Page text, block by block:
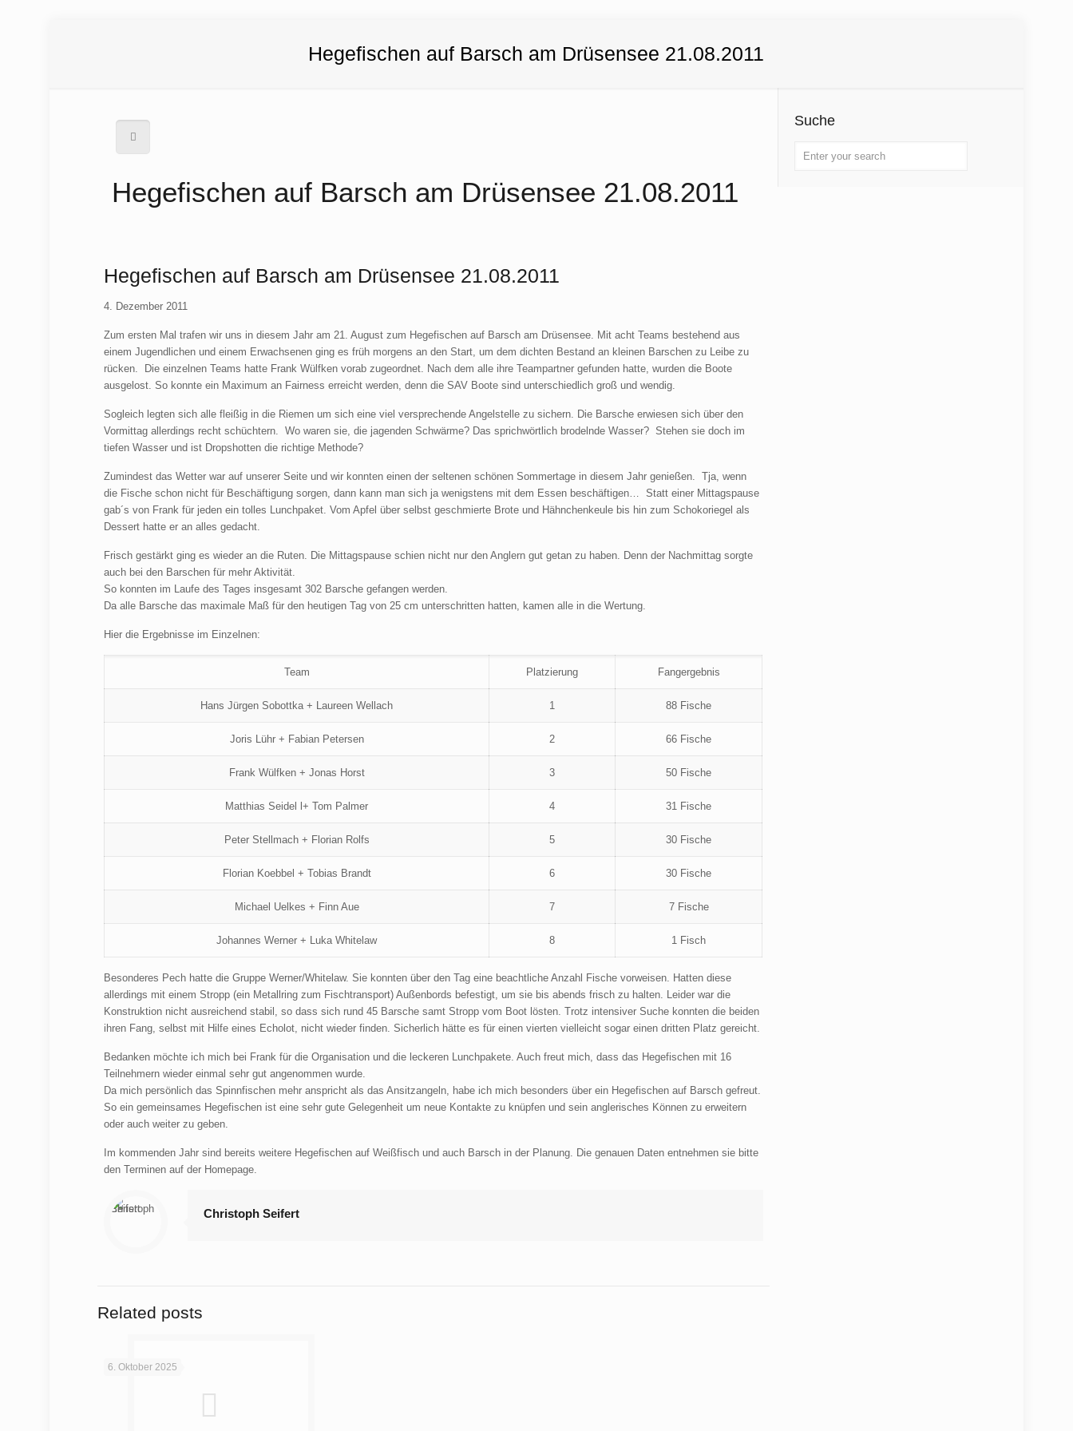
Hegefischen auf Barsch am Drüsensee 21.08.2011
Hegefischen auf Barsch am Drüsensee 21.08.2011
Hegefischen auf Barsch am Drüsensee 21.08.2011
4. Dezember 2011
Zum ersten Mal trafen wir uns in diesem Jahr am 21. August zum Hegefischen auf Barsch am Drüsensee. Mit acht Teams bestehend aus
einem Jugendlichen und einem Erwachsenen ging es früh morgens an den Start, um dem dichten Bestand an kleinen Barschen zu Leibe zu
rücken. Die einzelnen Teams hatte Frank Wülfken vorab zugeordnet. Nach dem alle ihre Teampartner gefunden hatte, wurden die Boote
ausgelost. So konnte ein Maximum an Fairness erreicht werden, denn dieSAV Boote sind unterschiedlich groß und wendig.
Sogleich legten sich alle fleißig in die Riemen um sich eine viel versprechende Angelstelle zu sichern. Die Barsche erwiesen sich über den
Vormittag allerdings recht schüchtern. Wo waren sie, die jagenden Schwärme? Das sprichwörtlich brodelnde Wasser? Stehen sie doch im
tiefen Wasser und ist Dropshotten die richtige Methode?
Zumindest das Wetter war auf unserer Seite und wir konnten einen der seltenen schönen Sommertage in diesem Jahr genießen. Tja, wenn
die Fische schon nicht für Beschäftigung sorgen, dann kann man sich ja wenigstens mit dem Essen beschäftigen… Statt einer Mittagspause
gab´s von Frank für jeden ein tolles Lunchpaket. Vom Apfel über selbst geschmierte Brote und Hähnchenkeule bis hin zum Schokoriegel als
Dessert hatte er an alles gedacht.
Frisch gestärkt ging es wieder an die Ruten. Die Mittagspause schien nicht nur den Anglern gut getan zu haben. Denn der Nachmittag sorgte
auch bei den Barschen für mehr Aktivität.
So konnten im Laufe des Tages insgesamt 302 Barsche gefangen werden.
Da alle Barsche das maximale Maß für den heutigen Tag von 25 cm unterschritten hatten, kamen alle in die Wertung.
Hier die Ergebnisse im Einzelnen:
Team Platzierung Fangergebnis
Hans Jürgen Sobottka + Laureen Wellach 1 88 Fische
Joris Lühr + Fabian Petersen 2 66 Fische
Frank Wülfken + Jonas Horst 3 50 Fische
Matthias Seidel l+ Tom Palmer 4 31 Fische
Peter Stellmach + Florian Rolfs 5 30 Fische
Florian Koebbel + Tobias Brandt 6 30 Fische
Michael Uelkes + Finn Aue 7 7 Fische
Johannes Werner + Luka Whitelaw 8 1 Fisch
Besonderes Pech hatte die Gruppe Werner/Whitelaw. Sie konnten über den Tag eine beachtliche Anzahl Fische vorweisen. Hatten diese
allerdings mit einem Stropp (ein Metallring zum Fischtransport) Außenbords befestigt, um sie bis abends frisch zu halten. Leider war die
Konstruktion nicht ausreichend stabil, so dass sich rund 45 Barsche samt Stropp vom Boot lösten. Trotz intensiver Suche konnten die beiden
ihren Fang, selbst mit Hilfe eines Echolot, nicht wieder finden. Sicherlich hätte es für einen vierten vielleicht sogar einen dritten Platz gereicht.
Bedanken möchte ich mich bei Frank für die Organisation und die leckeren Lunchpakete. Auch freut mich, dass das Hegefischen mit 16
Teilnehmern wieder einmal sehr gut angenommen wurde.
Da mich persönlich das Spinnfischen mehr anspricht als das Ansitzangeln, habe ich mich besonders über ein Hegefischen auf Barsch gefreut.
So ein gemeinsames Hegefischen ist eine sehr gute Gelegenheit um neue Kontakte zu knüpfen und sein anglerisches Können zu erweitern
oder auch weiter zu geben.
Im kommenden Jahr sind bereits weitere Hegefischen auf Weißfisch und auch Barsch in der Planung. Die genauen Daten entnehmen sie bitte
den Terminen auf der Homepage.
Christoph Seifert
Related posts
6. Oktober 2025
Suche